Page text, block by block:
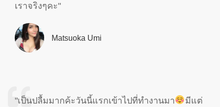
เราจริงๆคะ"
Matsuoka Umi
"เป็นปลื้มมากค้ะวันนี้แรกเข้าไปที่ทำงานมา
มีแต่